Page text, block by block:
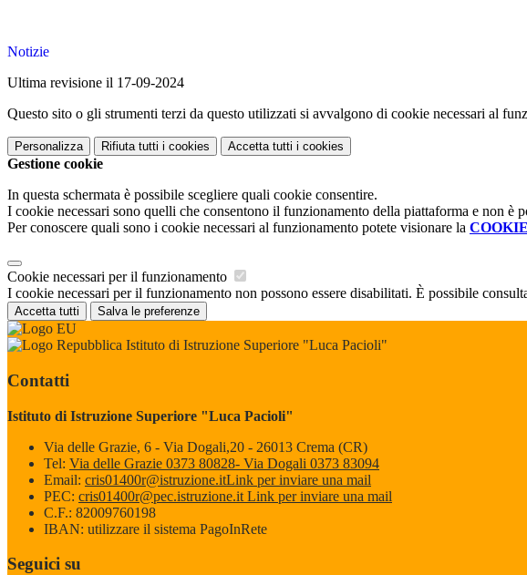
Notizie
Ultima revisione il 17-09-2024
Questo sito o gli strumenti terzi da questo utilizzati si avvalgono di cookie necessari al
Personalizza Rifiuta tutti i cookies Accetta tutti i cookies
Gestione cookie
In questa schermata è possibile scegliere quali cookie consentire.
I cookie necessari sono quelli che consentono il funzionamento della piattaforma e non è
Per conoscere quali sono i cookie necessari al funzionamento potete visionare la
Cookie necessari per il funzionamento
I cookie necessari per il funzionamento non possono essere disabilitati. È possibile
Accetta tutti Salva le preferenze
Istituto di Istruzione Superiore "Luca Pacioli"
Contatti
Istituto di Istruzione Superiore "Luca Pacioli"
Via delle Grazie, 6 - Via Dogali,20 - 26013 Crema (CR)
Tel: Via delle Grazie 0373 80828- Via Dogali 0373 83094
Email: cris01400r@istruzione.itLink per inviare una mail
PEC: cris01400r@pec.istruzione.it Link per inviare una mail
C.F.: 82009760198
IBAN: utilizzare il sistema PagoInRete
Seguici su